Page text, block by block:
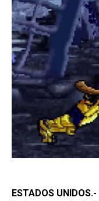
ESTADOS UNIDOS.-